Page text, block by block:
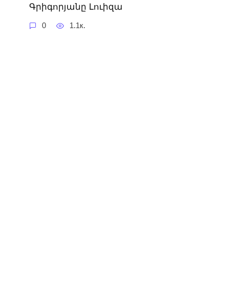
Գրիգորյանը Լուիզա
0 1.1к.